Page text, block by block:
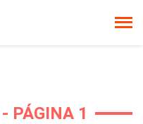
PÁGINA 1